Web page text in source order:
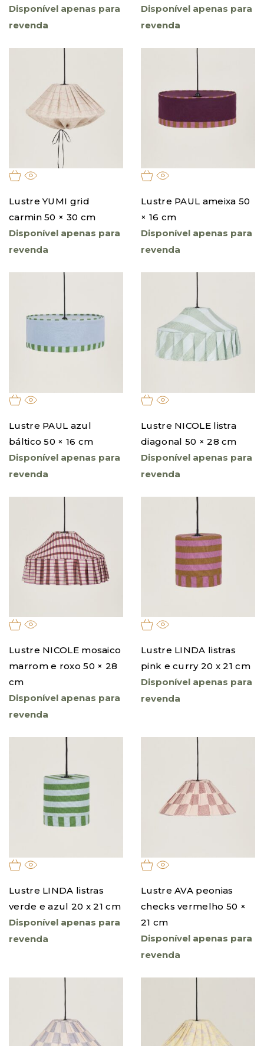
Disponível apenas para
revenda
Disponível apenas para
revenda
Lustre YUMI grid
carmin 50 × 30 cm
Disponível apenas para
revenda
Lustre PAUL ameixa 50
× 16 cm
Disponível apenas para
revenda
Lustre PAUL azul
báltico 50 × 16 cm
Disponível apenas para
revenda
Lustre NICOLE listra
diagonal 50 × 28 cm
Disponível apenas para
revenda
Lustre NICOLE mosaico
marrom e roxo 50 × 28
cm
Disponível apenas para
revenda
Lustre LINDA listras
pink e curry 20 x 21 cm
Disponível apenas para
revenda
Lustre LINDA listras
verde e azul 20 x 21 cm
Disponível apenas para
revenda
Lustre AVA peonias
checks vermelho 50 ×
21 cm
Disponível apenas para
revenda